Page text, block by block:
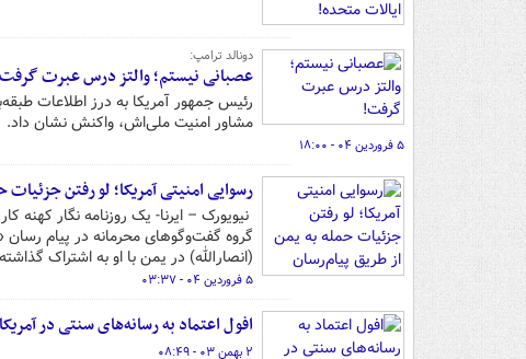
دونالد ترامپ:
عصبانی نیستم؛ والتز درس عبرت
رئیس جمهور آمریکا به درز اطلاعات
مشاور امنیت ملی‌اش، واکنش نشان داد.
۵ فروردین ۰۴ - ۱۸:۰۰
رسوایی امنیتی آمریکا؛ لو رفتن
نیویورک – ایرنا- یک روزنامه‌ نگار کهنه
گروه گفت‌وگوهای محرمانه در پیام رسان
(انصارالله) در یمن با او به اشتراک
۵ فروردین ۰۴ - ۰۳:۳۷
افول اعتماد به رسانه‌های سنتی در آمریکا
۲ بهمن ۰۳ - ۰۸:۴۹